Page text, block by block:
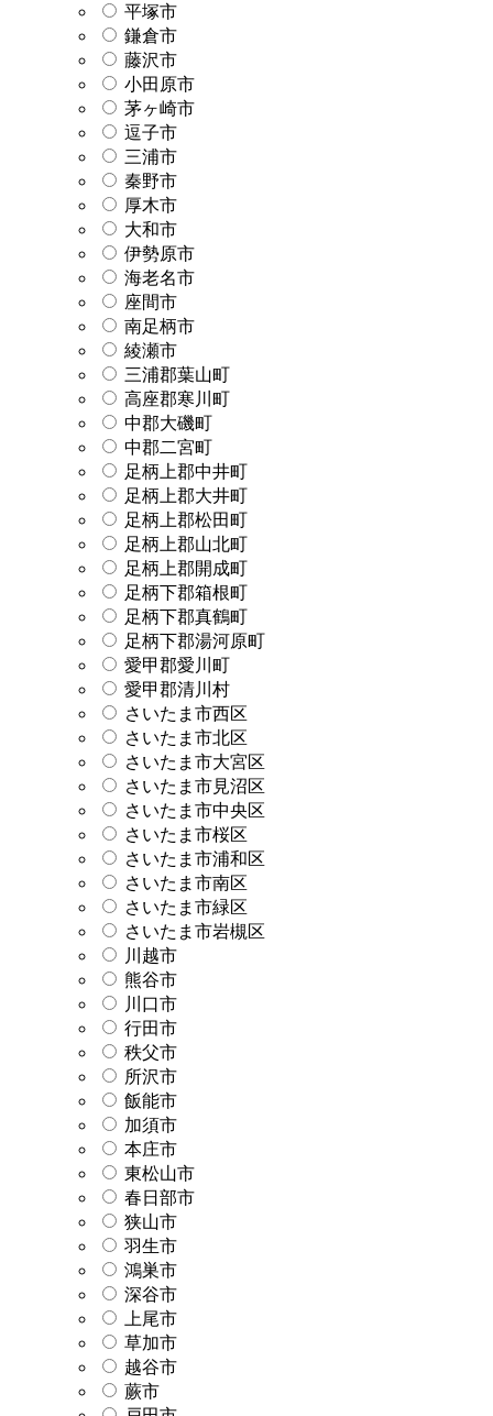
平塚市
鎌倉市
藤沢市
小田原市
茅ヶ崎市
逗子市
三浦市
秦野市
厚木市
大和市
伊勢原市
海老名市
座間市
南足柄市
綾瀬市
三浦郡葉山町
高座郡寒川町
中郡大磯町
中郡二宮町
足柄上郡中井町
足柄上郡大井町
足柄上郡松田町
足柄上郡山北町
足柄上郡開成町
足柄下郡箱根町
足柄下郡真鶴町
足柄下郡湯河原町
愛甲郡愛川町
愛甲郡清川村
さいたま市西区
さいたま市北区
さいたま市大宮区
さいたま市見沼区
さいたま市中央区
さいたま市桜区
さいたま市浦和区
さいたま市南区
さいたま市緑区
さいたま市岩槻区
川越市
熊谷市
川口市
行田市
秩父市
所沢市
飯能市
加須市
本庄市
東松山市
春日部市
狭山市
羽生市
鴻巣市
深谷市
上尾市
草加市
越谷市
蕨市